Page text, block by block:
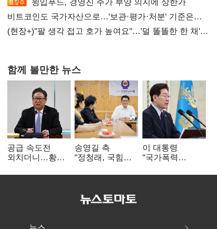
윙입푸드, 경영진 주가 부양 의지에 상한가
비트코인도 국가자산으로…'보관·평가·처분' 기준은
숙제
(현장+)"팔 생각 접고 호가 높여요"…'덜 똘똘한 한 채'
함께 볼만한 뉴스
공급 속도전
외치더니…황희,
리모델링' 제안
송영길 측
"정청래, 국힘
민주당 대표로
이 대통령
"국가폭력
적극적 조사로